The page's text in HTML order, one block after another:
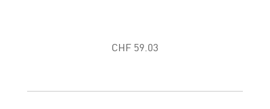
CHF 59.03